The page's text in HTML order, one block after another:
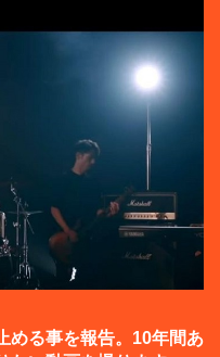
める事を報告。10年間あ